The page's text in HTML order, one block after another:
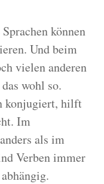
können
Und beim
vielen anderen
wohl so.
konjugiert, hilft
Im
als im
Verben immer